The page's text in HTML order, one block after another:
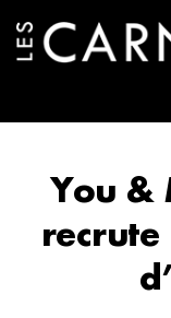
You &
recrute